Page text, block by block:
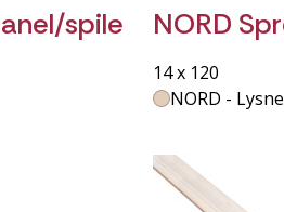
spile NORD
14 x 120
NORD - Lysne